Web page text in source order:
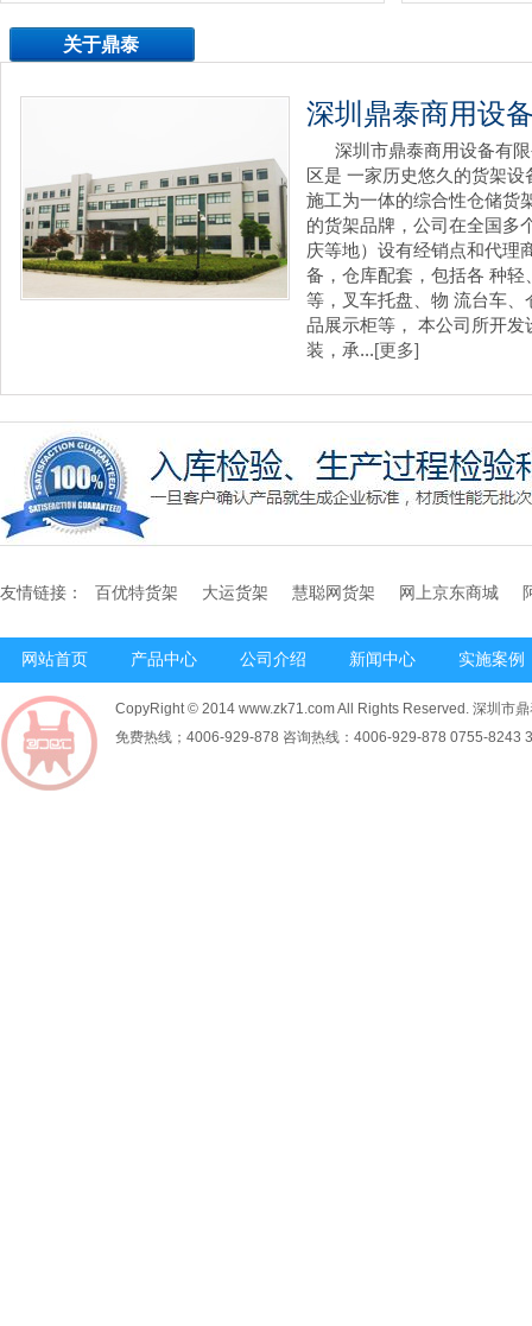
关于鼎泰
深圳鼎泰商用设
深圳市鼎泰商用设备有
区是 一家历史悠久的货架
施工为一体的综合性仓储货
的货架品牌，公司在全国多
庆等地）设有经销点和代理
备，仓库配套，包括各 种
等，叉车托盘、物 流台车
品展示柜等， 本公司所开
装，承...[更多]
友情链接： 百优特货架 大运货架 慧聪网货架 网上京东商城
网站首页 产品中心 公司介绍 新闻中心 实施案例
CopyRight © 2014 www.zk71.com All Rights Reserved. 深圳市
免费热线；4006-929-878 咨询热线：4006-929-878 0755-8243